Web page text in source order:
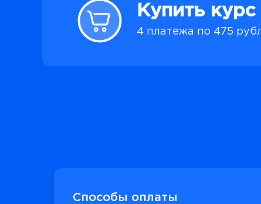
Купить
4 платежа по 475
Способы оплаты